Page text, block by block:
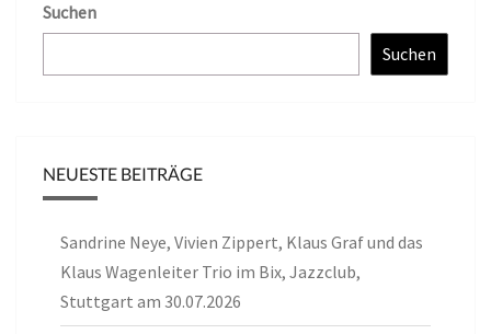
Suchen
Suchen
NEUESTE BEITRÄGE
Sandrine Neye, Vivien Zippert, Klaus Graf und das
Klaus Wagenleiter Trio im Bix, Jazzclub,
Stuttgart am 30.07.2026